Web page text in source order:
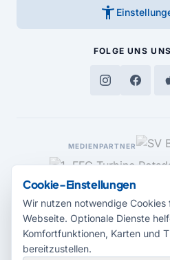
accessibility_new
FOLGE UNS
MEDIENPARTNER
Cookie-Einstellungen
Wir nutzen notwendige
Webseite. Optionale Dienste
Komfortfunktionen, Karten und
bereitzustellen.